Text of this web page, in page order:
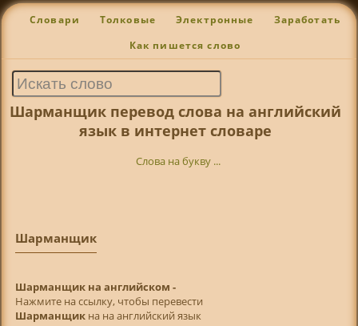
Словари Толковые Электронные Заработать
Как пишется слово
Шарманщик перевод слова на английский
язык в интернет словаре
Слова на букву ...
Шарманщик
Шарманщик на английском -
Нажмите на ссылку, чтобы перевести
Шарманщикна на английский язык